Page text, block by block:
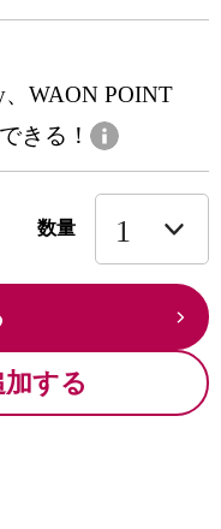
WAON POINT
きる！
数量
する